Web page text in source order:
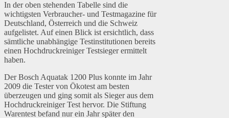
In der oben stehenden Tabelle sind die
wichtigsten Verbraucher- und Testmagazine für
Deutschland, Österreich und die Schweiz
aufgelistet. Auf einen Blick ist ersichtlich, dass
sämtliche unabhängige Testinstitutionen bereits
einen Hochdruckreiniger Testsieger ermittelt
haben.
Der Bosch Aquatak 1200 Plus konnte im Jahr
2009 die Tester von Ökotest am besten
überzeugen und ging somit als Sieger aus dem
Hochdruckreiniger Test hervor. Die Stiftung
Warentest befand nur ein Jahr später den